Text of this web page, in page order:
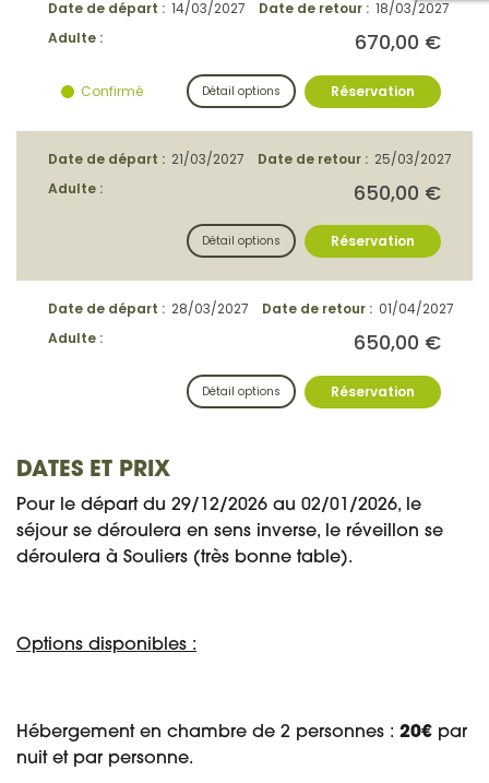
DATES ET PRIX
Pour le départ du 29/12/2026 au 02/01/2026, le
séjour se déroulera en sens inverse, le réveillon se
déroulera à Souliers (très bonne table).
Options disponibles :
Hébergement en chambre de 2 personnes : 20€ par
nuit et par personne.